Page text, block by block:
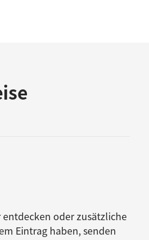
entdecken oder zusätzliche
Eintrag haben, senden